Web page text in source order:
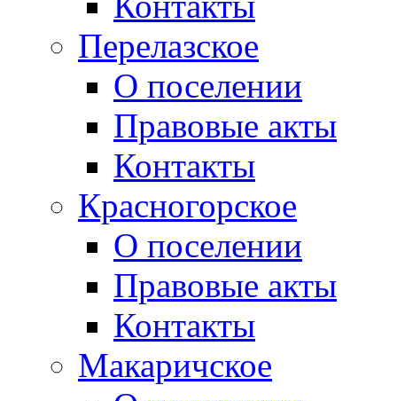
Перелазское
О поселении
Правовые акты
Контакты
Красногорское
О поселении
Правовые акты
Контакты
Макаричское